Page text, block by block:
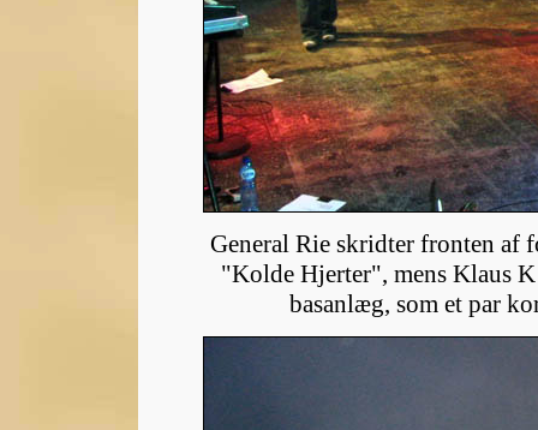
General Rie skridter fronten
"Kolde Hjerter", mens Klaus
basanlæg, som et par